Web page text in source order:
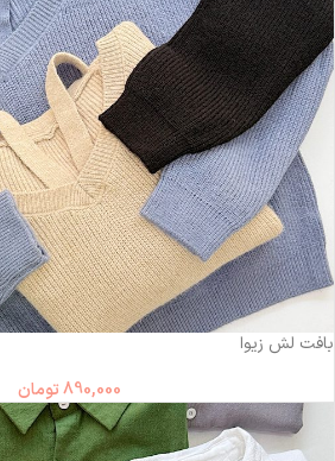
بافت لش زیوا
890,000تومان